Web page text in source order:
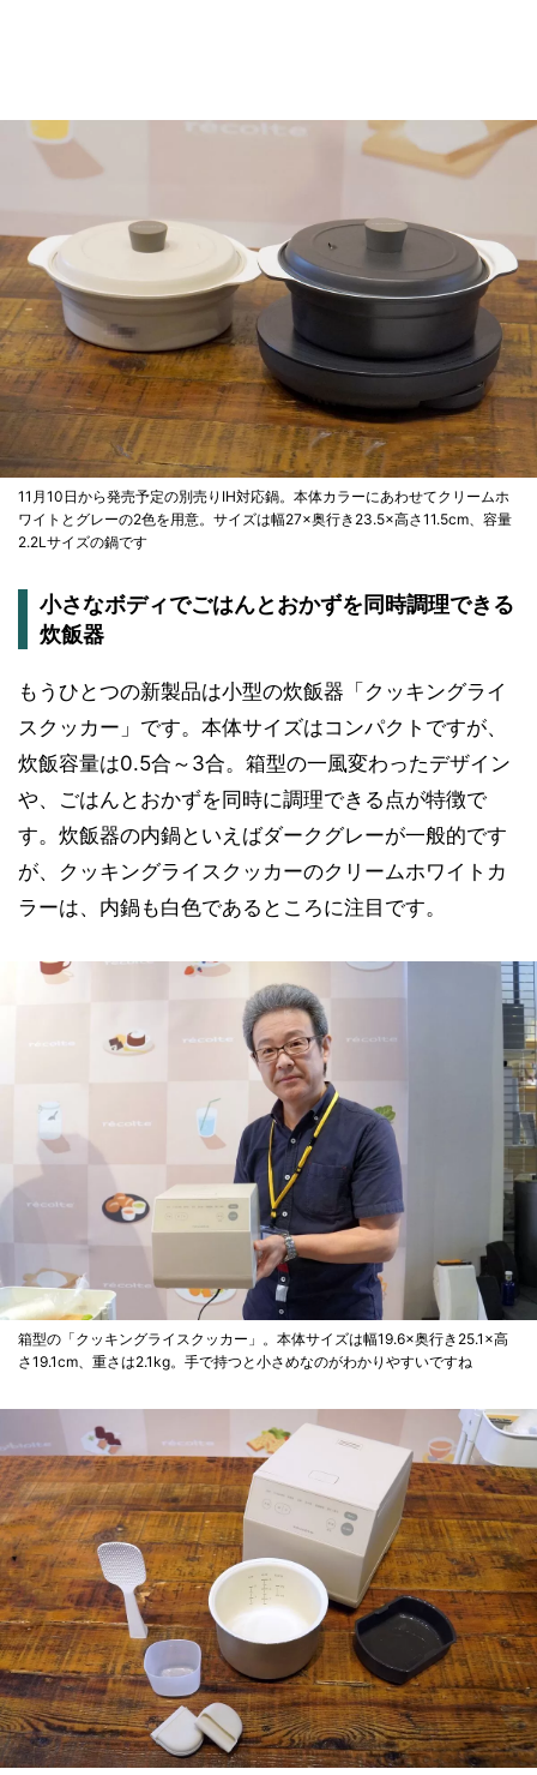
11月10日から発売予定の別売りIH対応鍋。本体カラーにあわせてクリームホ
ワイトとグレーの2色を用意。サイズは幅27×奥行き23.5×高さ11.5cm、容量
2.2Lサイズの鍋です
小さなボディでごはんとおかずを同時調理できる
炊飯器
もうひとつの新製品は小型の炊飯器「クッキングライ
スクッカー」です。本体サイズはコンパクトですが、
炊飯容量は0.5合～3合。箱型の一風変わったデザイン
や、ごはんとおかずを同時に調理できる点が特徴で
す。炊飯器の内鍋といえばダークグレーが一般的です
が、クッキングライスクッカーのクリームホワイトカ
ラーは、内鍋も白色であるところに注目です。
箱型の「クッキングライスクッカー」。本体サイズは幅19.6×奥行き25.1×高
さ19.1cm、重さは2.1kg。手で持つと小さめなのがわかりやすいですね